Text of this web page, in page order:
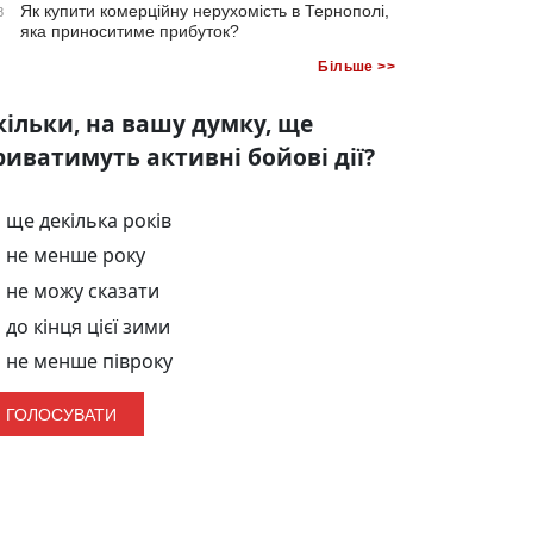
Як купити комерційну нерухомість в Тернополі,
яка приноситиме прибуток?
Більше >>
на вашу думку, ще
активні бойові дії?
ще декілька років
не менше року
не можу сказати
до кінця цієї зими
не менше півроку